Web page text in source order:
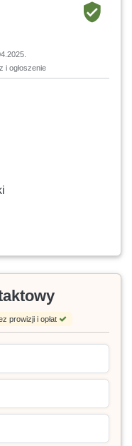
i ogłoszenie
prowizji i opłat